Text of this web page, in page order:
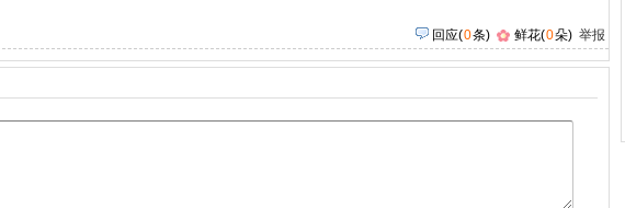
回应(0条) 鲜花(0朵) 举报